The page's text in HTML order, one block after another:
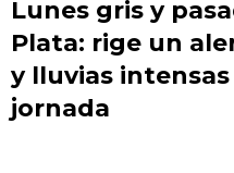
Lunes gris y
Plata: rige un
y lluvias
jornada